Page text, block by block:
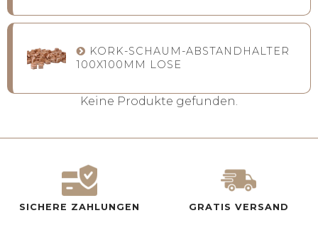
KORK-SCHAUM-ABSTANDHALTER
100X100MM LOSE
Keine Produkte gefunden.
SICHERE ZAHLUNGEN GRATIS VERSAND